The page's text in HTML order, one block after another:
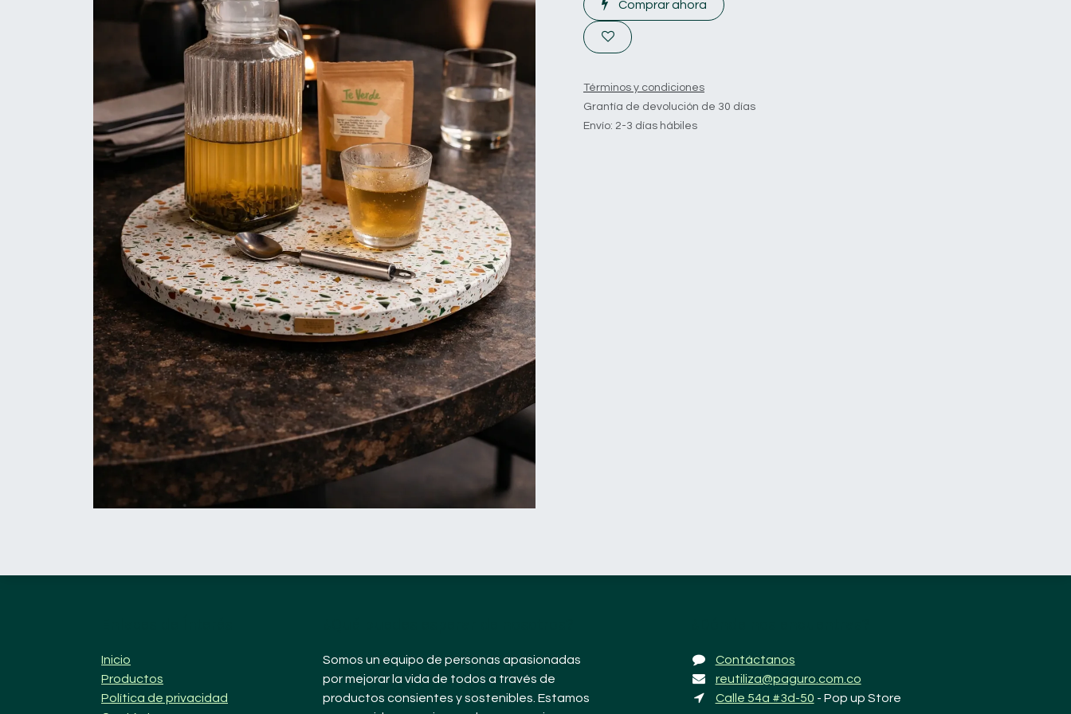
Comprar ahora
Términos y condiciones
Grantía de devolución de 30 días
Envío: 2-3 días hábiles
Inicio
Productos
Política de privacidad
Contáctanos
reutiliza@paguro.com.co
Calle 54a #3d-50 - Pop up Store
Somos un equipo de personas apasionadas
por mejorar la vida de todos a través de
productos consientes y sostenibles. Estamos